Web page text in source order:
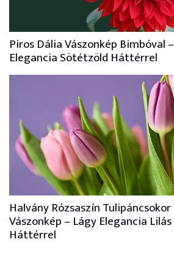
Piros Dália Vászonkép Bimbóval –
Elegancia Sötétzöld Háttérrel
Halvány Rózsaszín Tulipáncsokor
Vászonkép – Lágy Elegancia Lilás
Háttérrel